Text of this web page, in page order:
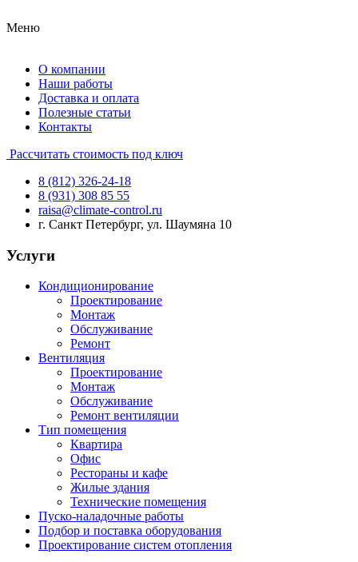
Меню
О компании
Наши работы
Доставка и оплата
Полезные статьи
Контакты
Рассчитать стоимость под ключ
8 (812) 326-24-18
8 (931) 308 85 55
raisa@climate-control.ru
г. Санкт Петербург, ул. Шаумяна 10
Услуги
Кондиционирование
Проектирование
Монтаж
Обслуживание
Ремонт
Вентиляция
Проектирование
Монтаж
Обслуживание
Ремонт вентиляции
Тип помещения
Квартира
Офис
Рестораны и кафе
Жилые здания
Технические помещения
Пуско-наладочные работы
Подбор и поставка оборудования
Проектирование систем отопления